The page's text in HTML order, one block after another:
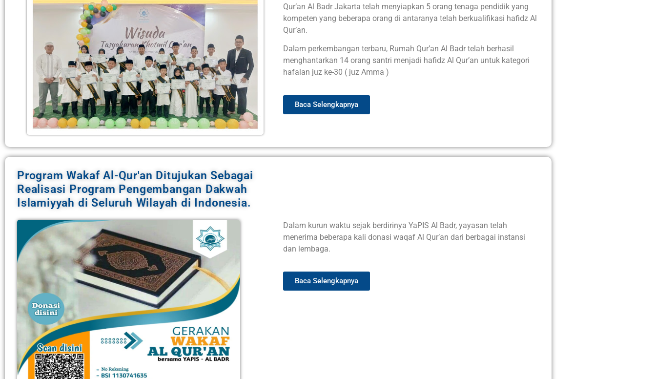
Qur’an Al Badr Jakarta telah menyiapkan 5 orang tenaga pendidik yang
kompeten yang beberapa orang di antaranya telah berkualifikasi hafidz Al
Qur’an.
Dalam perkembangan terbaru, Rumah Qur’an Al Badr telah berhasil
menghantarkan 14 orang santri menjadi hafidz Al Qur’an untuk kategori
hafalan juz ke-30 ( juz Amma )
Baca Selengkapnya
Program Wakaf Al-Qur'an Ditujukan Sebagai
Realisasi Program Pengembangan Dakwah
Islamiyyah di Seluruh Wilayah di Indonesia.
Dalam kurun waktu sejak berdirinya YaPIS Al Badr, yayasan telah
menerima beberapa kali donasi waqaf Al Qur’an dari berbagai instansi
dan lembaga.
Baca Selengkapnya